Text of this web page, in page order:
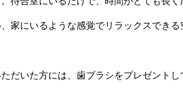
にいるような感覚でリラックスできる
だいた方には、歯ブラシをプレゼントし